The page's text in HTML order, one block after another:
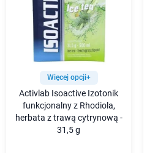
Więcej opcji+
Activlab Isoactive Izotonik
funkcjonalny z Rhodiola,
herbata z trawą cytrynową -
31,5 g